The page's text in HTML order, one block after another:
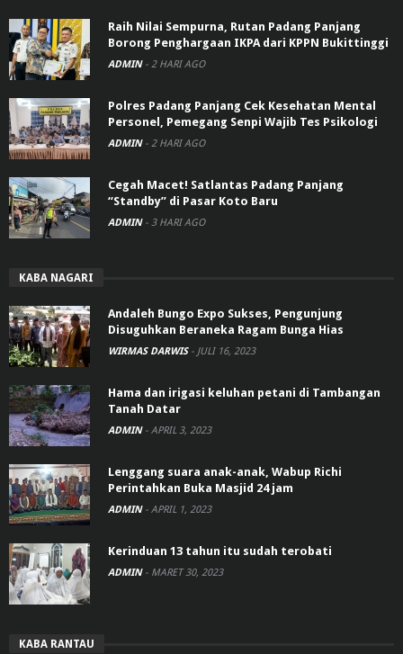
Raih Nilai Sempurna, Rutan Padang Panjang
Borong Penghargaan IKPA dari KPPN Bukittinggi
ADMIN - 2 HARI AGO
Polres Padang Panjang Cek Kesehatan Mental
Personel, Pemegang Senpi Wajib Tes Psikologi
ADMIN - 2 HARI AGO
Cegah Macet! Satlantas Padang Panjang
“Standby” di Pasar Koto Baru
ADMIN - 3 HARI AGO
KABA NAGARI
Andaleh Bungo Expo Sukses, Pengunjung
Disuguhkan Beraneka Ragam Bunga Hias
WIRMAS DARWIS - JULI 16, 2023
Hama dan irigasi keluhan petani di Tambangan
Tanah Datar
ADMIN - APRIL 3, 2023
Lenggang suara anak-anak, Wabup Richi
Perintahkan Buka Masjid 24 jam
ADMIN - APRIL 1, 2023
Kerinduan 13 tahun itu sudah terobati
ADMIN - MARET 30, 2023
KABA RANTAU